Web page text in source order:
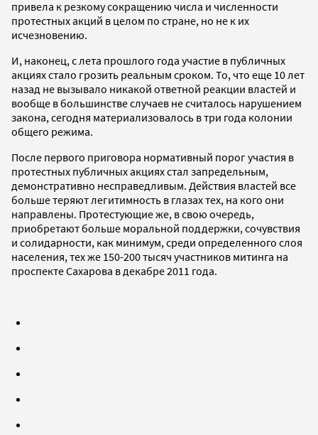
привела к резкому сокращению числа и численности
протестных акций в целом по стране, но не к их
исчезновению.
И, наконец, с лета прошлого года участие в публичных
акциях стало грозить реальным сроком. То, что еще 10 лет
назад не вызывало никакой ответной реакции властей и
вообще в большинстве случаев не считалось нарушением
закона, сегодня материализовалось в три года колонии
общего режима.
После первого приговора нормативный порог участия в
протестных публичных акциях стал запредельным,
демонстративно несправедливым. Действия властей все
больше теряют легитимность в глазах тех, на кого они
направлены. Протестующие же, в свою очередь,
приобретают больше моральной поддержки, сочувствия
и солидарности, как минимум, среди определенного слоя
населения, тех же 150-200 тысяч участников митинга на
проспекте Сахарова в декабре 2011 года.